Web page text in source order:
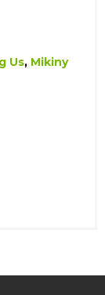
Us, Mikiny